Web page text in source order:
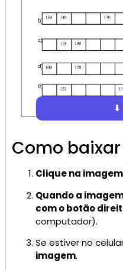
⬇
Como
Clique na
Quando a
com o botão
computador).
Se estiver no
imagem.